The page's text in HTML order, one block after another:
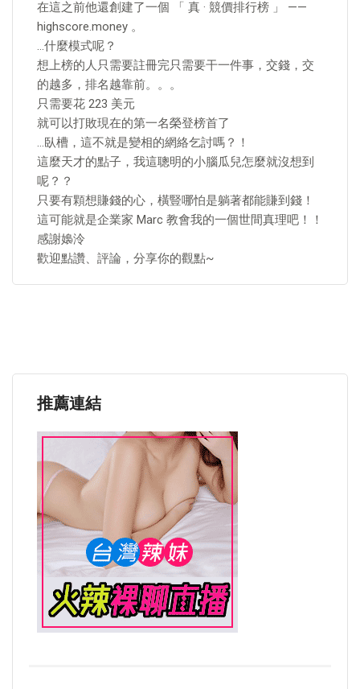
在這之前他還創建了一個 「 真 · 競價排行榜 」 ——
highscore.money 。
…什麼模式呢？
想上榜的人只需要註冊完只需要干一件事，交錢，交
的越多，排名越靠前。。。
只需要花 223 美元
就可以打敗現在的第一名榮登榜首了
…臥槽，這不就是變相的網絡乞討嗎？！
這麼天才的點子，我這聰明的小腦瓜兒怎麼就沒想到
呢？？
只要有顆想賺錢的心，橫豎哪怕是躺著都能賺到錢！
這可能就是企業家 Marc 教會我的一個世間真理吧！！
感謝嬝泠
歡迎點讚、評論，分享你的觀點~
推薦連結